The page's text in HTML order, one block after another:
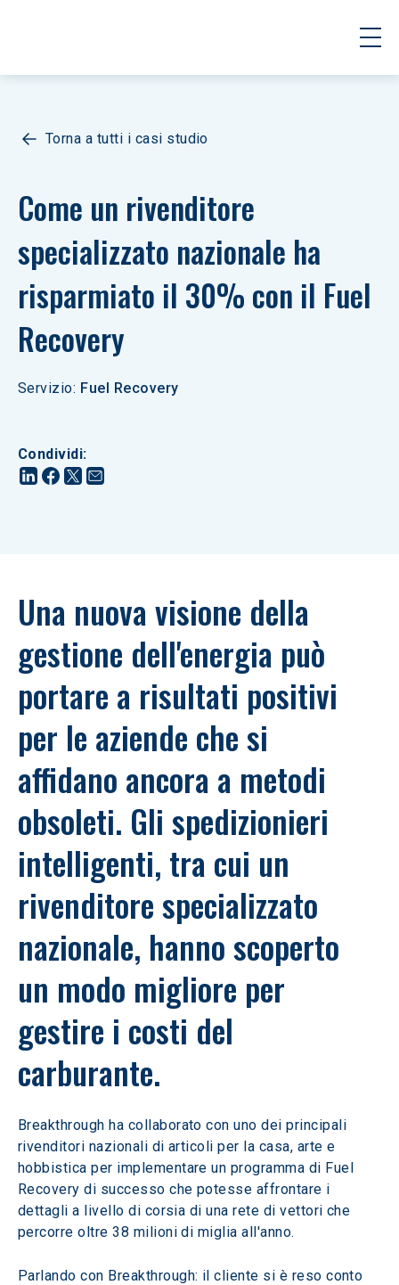
Torna a tutti i casi studio
Come un rivenditore
specializzato nazionale ha
risparmiato il 30% con il Fuel
Recovery
Servizio: Fuel Recovery
Condividi:
Una nuova visione della
gestione dell'energia può
portare a risultati positivi
per le aziende che si
affidano ancora a metodi
obsoleti. Gli spedizionieri
intelligenti, tra cui un
rivenditore specializzato
nazionale, hanno scoperto
un modo migliore per
gestire i costi del
carburante.
Breakthrough ha collaborato con uno dei principali
rivenditori nazionali di articoli per la casa, arte e
hobbistica per implementare un programma di Fuel
Recovery di successo che potesse affrontare i
dettagli a livello di corsia di una rete di vettori che
percorre oltre 38 milioni di miglia all'anno.
Parlando con Breakthrough: il cliente si è reso conto